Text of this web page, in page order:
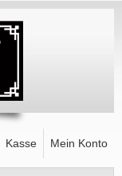
Kasse Mein Konto